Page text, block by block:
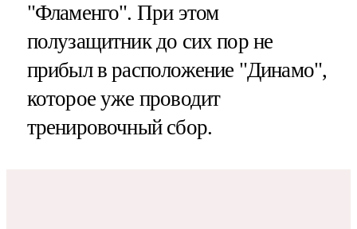
"Фламенго". При этом
полузащитник до сих пор не
прибыл в расположение "Динамо",
которое уже проводит
тренировочный сбор.